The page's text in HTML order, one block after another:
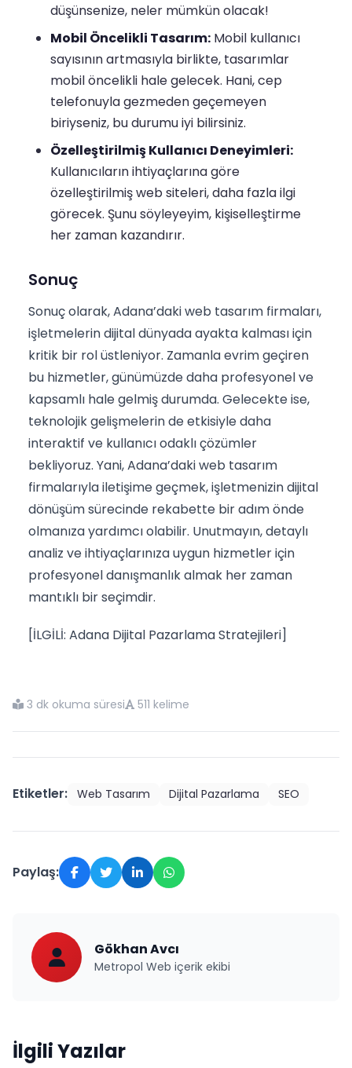
düşünsenize, neler mümkün olacak!
Mobil Öncelikli Tasarım: Mobil kullanıcı
sayısının artmasıyla birlikte, tasarımlar
mobil öncelikli hale gelecek. Hani, cep
telefonuyla gezmeden geçemeyen
biriyseniz, bu durumu iyi bilirsiniz.
Özelleştirilmiş Kullanıcı Deneyimleri:
Kullanıcıların ihtiyaçlarına göre
özelleştirilmiş web siteleri, daha fazla ilgi
görecek. Şunu söyleyeyim, kişiselleştirme
her zaman kazandırır.
Sonuç
Sonuç olarak, Adana’daki web tasarım firmaları,
işletmelerin dijital dünyada ayakta kalması için
kritik bir rol üstleniyor. Zamanla evrim geçiren
bu hizmetler, günümüzde daha profesyonel ve
kapsamlı hale gelmiş durumda. Gelecekte ise,
teknolojik gelişmelerin de etkisiyle daha
interaktif ve kullanıcı odaklı çözümler
bekliyoruz. Yani, Adana’daki web tasarım
firmalarıyla iletişime geçmek, işletmenizin dijital
dönüşüm sürecinde rekabette bir adım önde
olmanıza yardımcı olabilir. Unutmayın, detaylı
analiz ve ihtiyaçlarınıza uygun hizmetler için
profesyonel danışmanlık almak her zaman
mantıklı bir seçimdir.
[İLGİLİ: Adana Dijital Pazarlama Stratejileri]
3 dk okuma süresi 511 kelime
Etiketler: Web Tasarım Dijital Pazarlama SEO
Paylaş:
Gökhan Avcı
Metropol Web içerik ekibi
İlgili Yazılar